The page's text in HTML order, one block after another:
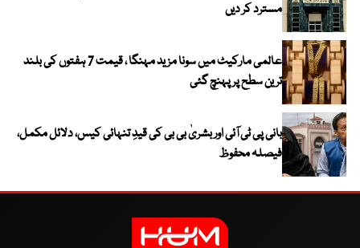
مسترد کر دیں
عالمی مارکیٹ میں سونا مزید مہنگا ، قیمت 7 ہفتوں کی بلند
ترین سطح پر پہنچ گئی
بانی پی ٹی آئی اور بشریٰ بی بی کی قیدِ تنہائی کیس، دلائل مکمل،
فیصلہ محفوظ